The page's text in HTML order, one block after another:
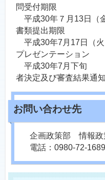
問受付期限
平成30年７月13
書類提出期限
平成30年7月17日（
プレゼンテーション
平成30年
者決定及び審査結果通
企画政策部 情報政
電話：0980-72-